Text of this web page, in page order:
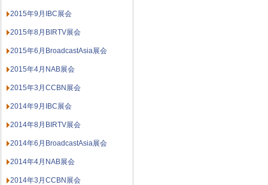
2015年9月IBC展会
2015年8月BIRTV展会
2015年6月BroadcastAsia展会
2015年4月NAB展会
2015年3月CCBN展会
2014年9月IBC展会
2014年8月BIRTV展会
2014年6月BroadcastAsia展会
2014年4月NAB展会
2014年3月CCBN展会